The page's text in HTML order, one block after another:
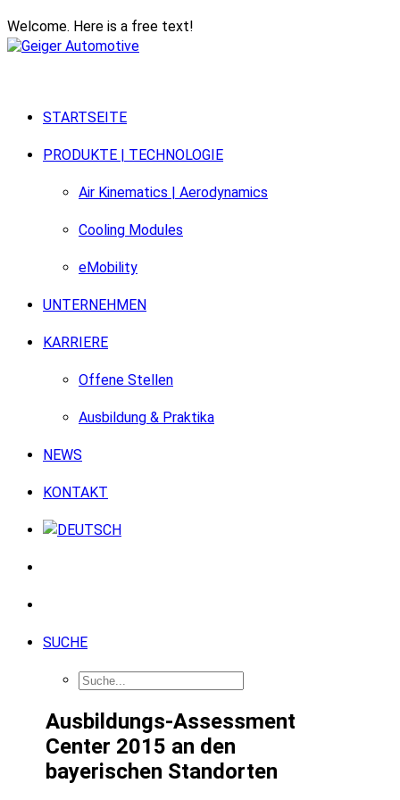
Welcome. Here is a free text!
STARTSEITE
PRODUKTE | TECHNOLOGIE
Air Kinematics | Aerodynamics
Cooling Modules
eMobility
UNTERNEHMEN
KARRIERE
Offene Stellen
Ausbildung & Praktika
NEWS
KONTAKT
SUCHE
Ausbildungs-Assessment
Center 2015 an den
bayerischen Standorten